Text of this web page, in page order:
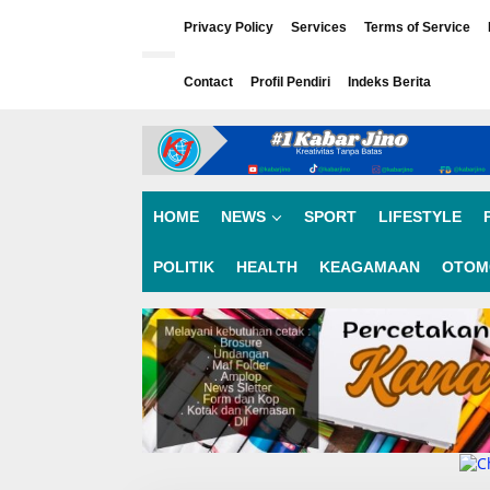
Privacy Policy Services Terms of Service
Contact Profil Pendiri Indeks Berita
HOME NEWS SPORT LIFESTYLE
POLITIK HEALTH KEAGAMAAN